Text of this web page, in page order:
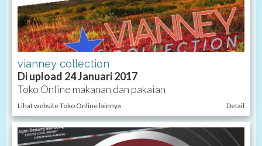
vianney collection
Di upload 24 Januari 2017
Toko Online makanan dan pakaian
Lihat website Toko Online lainnya Detail